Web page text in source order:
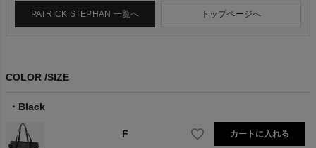
PATRICK STEPHAN 一覧へ トップページへ
COLOR SIZE
Black
F カートに入れる